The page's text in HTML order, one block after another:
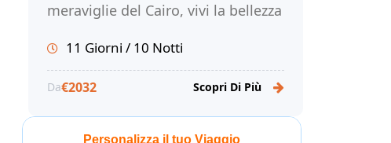
meraviglie del Cairo, vivi la bellezza
Nasser e immergiti nella ricca
storia e cultura dell'Egitto.
11 Giorni / 10 Notti
Da€2032 Scopri Di Più
Personalizza il tuo Viaggio